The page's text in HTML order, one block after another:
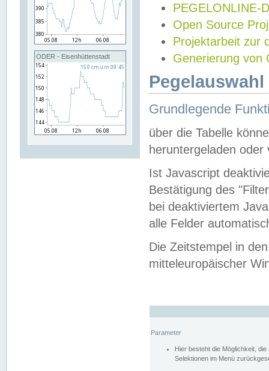
ODER - Eisenhüttenstadt
PEGELONLINE-
Open Source
Projektarbeit zur
Generierung von
Grundlegende
über die Tabelle
heruntergeladen oder
Ist Javascript
Bestätigung des
bei deaktiviertem
alle Felder
Die Zeitstempel in
mitteleuropäischer
Parameter
Hier besteht die Möglichkeit,
Selektionen im Menü